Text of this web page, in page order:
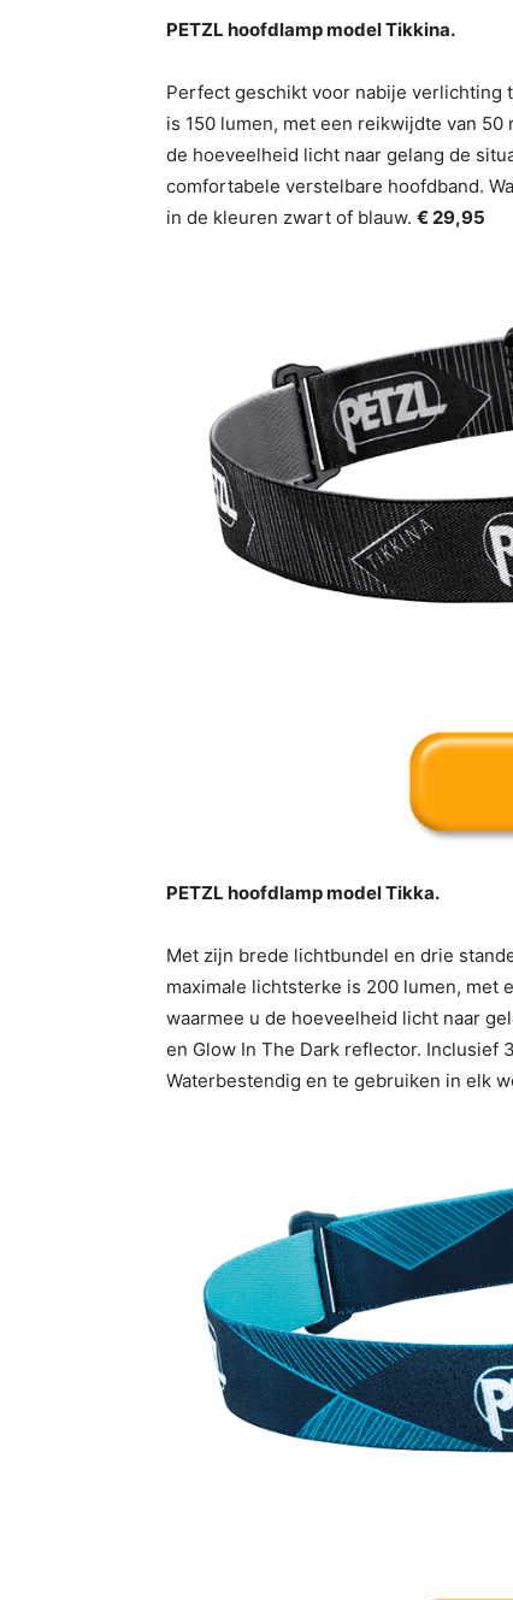
PETZL hoofdlamp model Tikkina.
Perfect geschikt voor nabije verlichting
is 150 lumen, met een reikwijdte van
de hoeveelheid licht naar gelang de
comfortabele verstelbare hoofdband.
in de kleuren zwart of blauw. € 29,95
PETZL hoofdlamp model Tikka.
Met zijn brede lichtbundel en drie
maximale lichtsterke is 200 lumen, met
waarmee u de hoeveelheid licht naar
en Glow In The Dark reflector. Inclusief
Waterbestendig en te gebruiken in elk